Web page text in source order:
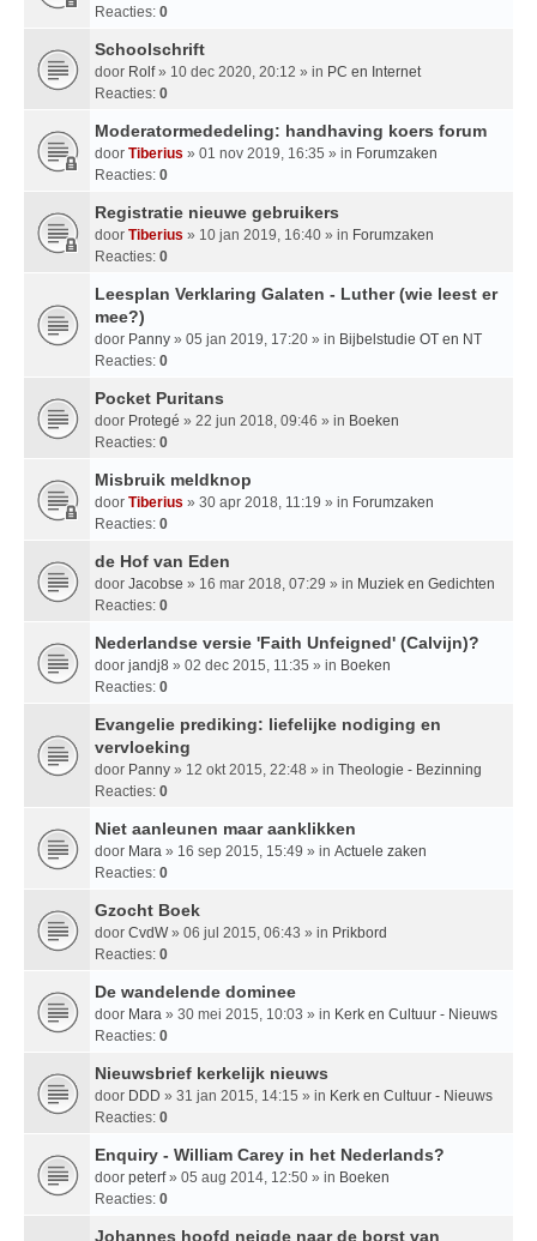
Reacties: 0
Schoolschrift
door Rolf» 10 dec 2020, 20:12 » in PC en Internet
Reacties: 0
Moderatormededeling: handhaving koers forum
door Tiberius » 01 nov 2019, 16:35 » in Forumzaken
Reacties: 0
Registratie nieuwe gebruikers
door Tiberius » 10 jan 2019, 16:40 » in Forumzaken
Reacties: 0
Leesplan Verklaring Galaten - Luther (wie leest er
mee?)
door Panny » 05 jan 2019, 17:20 » in Bijbelstudie OT en NT
Reacties: 0
Pocket Puritans
door Protegé » 22 jun 2018, 09:46 » in Boeken
Reacties: 0
Misbruik meldknop
door Tiberius » 30 apr 2018, 11:19 » in Forumzaken
Reacties: 0
de Hof van Eden
door Jacobse » 16 mar 2018, 07:29 » in Muziek en Gedichten
Reacties: 0
Nederlandse versie 'Faith Unfeigned' (Calvijn)?
door jandj8 » 02 dec 2015, 11:35 » in Boeken
Reacties: 0
Evangelie prediking: liefelijke nodiging en
vervloeking
door Panny » 12 okt 2015, 22:48 » in Theologie - Bezinning
Reacties: 0
Niet aanleunen maar aanklikken
door Mara » 16 sep 2015, 15:49 » in Actuele zaken
Reacties: 0
Gzocht Boek
door CvdW» 06 jul 2015, 06:43 » in Prikbord
Reacties: 0
De wandelende dominee
door Mara » 30 mei 2015, 10:03 » in Kerk en Cultuur - Nieuws
Reacties: 0
Nieuwsbrief kerkelijk nieuws
door DDD » 31 jan 2015, 14:15 » in Kerk en Cultuur - Nieuws
Reacties: 0
Enquiry - William Carey in het Nederlands?
door peterf» 05 aug 2014, 12:50 » in Boeken
Reacties: 0
Johannes hoofd neigde naar de borst van